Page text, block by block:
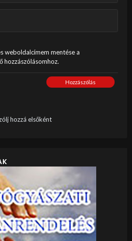
weboldalcímem mentése a
hozzászólásomhoz.
Hozzászólás
hozzá elsőként